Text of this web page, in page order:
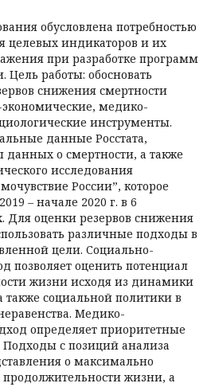
обусловлена потребностью
целевых индикаторов и их
при разработке программ
Цель работы: обосновать
снижения смертности
экономические, медико-
инструменты.
данные Росстата,
о смертности, а также
исследования
России”, которое
– начале 2020 г. в 6
Для оценки резервов снижения
различные подходы в
цели. Социально-
позволяет оценить потенциал
жизни исходя из динамики
также социальной политики в
Медико-
определяет приоритетные
с позиций анализа
о максимально
жизни, а